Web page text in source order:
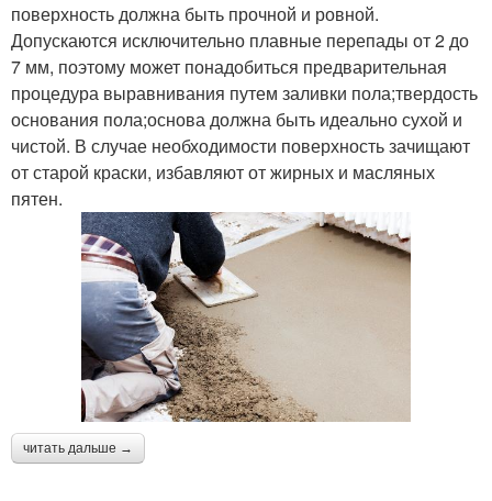
поверхность должна быть прочной и ровной.
Допускаются исключительно плавные перепады от 2 до
7 мм, поэтому может понадобиться предварительная
процедура выравнивания путем заливки пола;твердость
основания пола;основа должна быть идеально сухой и
чистой. В случае необходимости поверхность зачищают
от старой краски, избавляют от жирных и масляных
пятен.
читать дальше →